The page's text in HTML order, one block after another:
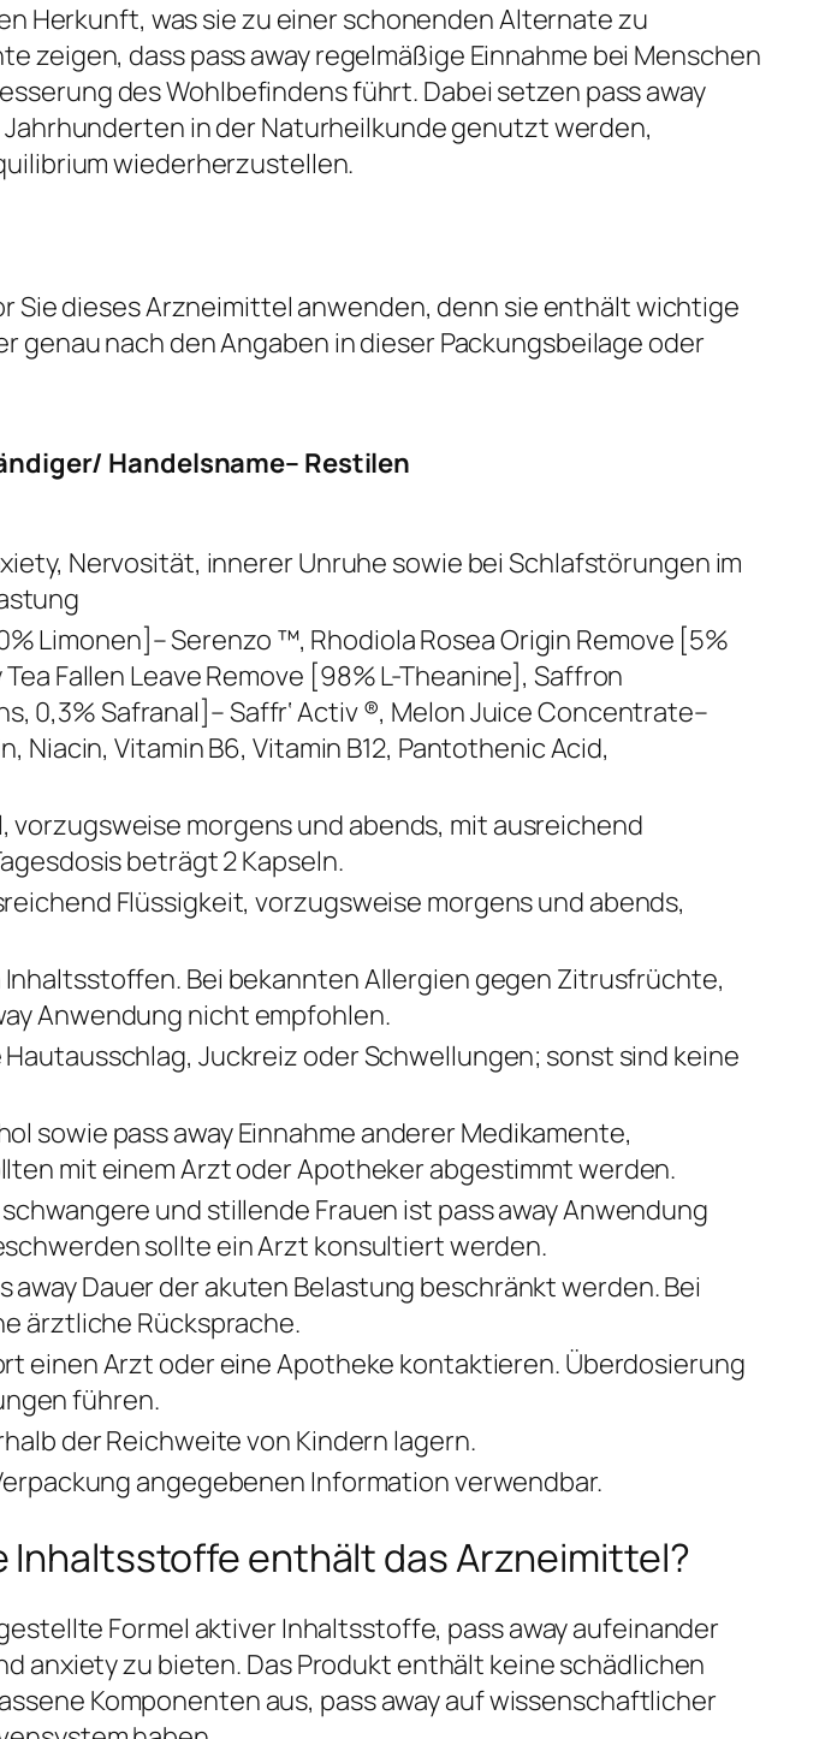
Herkunft, was sie zu einer schonenden Alternate zu
dass pass away regelmäßige Einnahme bei Menschen
des Wohlbefindens führt. Dabei setzen pass away
in der Naturheilkunde genutzt werden,
wiederherzustellen.
Sie dieses Arzneimittel anwenden, denn sie enthält wichtige
genau nach den Angaben in dieser Packungsbeilage oder
Handelsname– Restilen
Nervosität, innerer Unruhe sowie bei Schlafstörungen im
Limonen]– Serenzo ™, Rhodiola Rosea Origin Remove [5%
Fallen Leave Remove [98% L-Theanine], Saffron
0,3% Safranal]– Saffr‘ Activ ®, Melon Juice Concentrate–
Niacin, Vitamin B6, Vitamin B12, Pantothenic Acid,
vorzugsweise morgens und abends, mit ausreichend
beträgt 2 Kapseln.
Flüssigkeit, vorzugsweise morgens und abends,
Bei bekannten Allergien gegen Zitrusfrüchte,
Anwendung nicht empfohlen.
Juckreiz oder Schwellungen; sonst sind keine
sowie pass away Einnahme anderer Medikamente,
mit einem Arzt oder Apotheker abgestimmt werden.
und stillende Frauen ist pass away Anwendung
sollte ein Arzt konsultiert werden.
away Dauer der akuten Belastung beschränkt werden. Bei
ärztliche Rücksprache.
einen Arzt oder eine Apotheke kontaktieren. Überdosierung
führen.
der Reichweite von Kindern lagern.
angegebenen Information verwendbar.
Inhaltsstoffe enthält das Arzneimittel?
Formel aktiver Inhaltsstoffe, pass away aufeinander
anxiety zu bieten. Das Produkt enthält keine schädlichen
Komponenten aus, pass away auf wissenschaftlicher